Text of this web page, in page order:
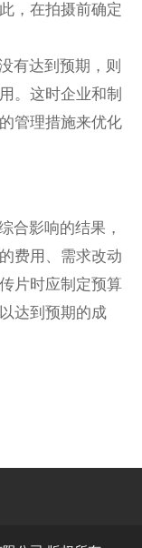
，在拍摄前确定
有达到预期，则
。这时企业和制
管理措施来优化
合影响的结果，
费用、需求改动
片时应制定预算
达到预期的成